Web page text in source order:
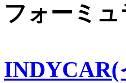
フォーミ
INDYCAR(